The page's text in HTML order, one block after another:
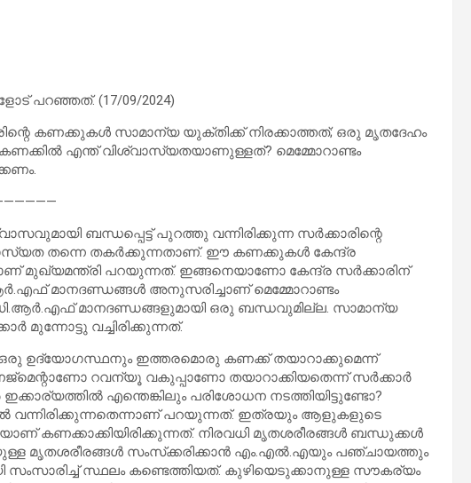
പറഞ്ഞത്. (17/09/2024)
കണക്കുകള്‍ സാമാന്യ യുക്തിക്ക് നിരക്കാത്തത്; ഒരു മൃതദേഹം
എന്ത് വിശ്വാസ്യതയാണുള്ളത്? മെമ്മോറാണ്ടം
ബന്ധപ്പെട്ട് പുറത്തു വന്നിരിക്കുന്ന സര്‍ക്കാരിന്റെ
തന്നെ തകര്‍ക്കുന്നതാണ്. ഈ കണക്കുകള്‍ കേന്ദ്ര
മുഖ്യമന്ത്രി പറയുന്നത്. ഇങ്ങനെയാണോ കേന്ദ്ര സര്‍ക്കാരിന്
മാനദണ്ഡങ്ങള്‍ അനുസരിച്ചാണ് മെമ്മോറാണ്ടം
മാനദണ്ഡങ്ങളുമായി ഒരു ബന്ധവുമില്ല. സാമാന്യ
മുന്നോട്ടു വച്ചിരിക്കുന്നത്.
ഒരു ഉദ്യോഗസ്ഥനും ഇത്തരമൊരു കണക്ക് തയാറാക്കുമെന്ന്
റവന്യൂ വകുപ്പാണോ തയാറാക്കിയതെന്ന് സര്‍ക്കാര്‍
എന്തെങ്കിലും പരിശോധന നടത്തിയിട്ടുണ്ടോ?
പറയുന്നത്. ഇത്രയും ആളുകളുടെ
കണക്കാക്കിയിരിക്കുന്നത്. നിരവധി മൃതശരീരങ്ങള്‍ ബന്ധുക്കള്‍
മൃതശരീരങ്ങള്‍ സംസ്‌ക്കരിക്കാന്‍ എം.എല്‍.എയും പഞ്ചായത്തും
സ്ഥലം കണ്ടെത്തിയത്. കുഴിയെടുക്കാനുള്ള സൗകര്യം